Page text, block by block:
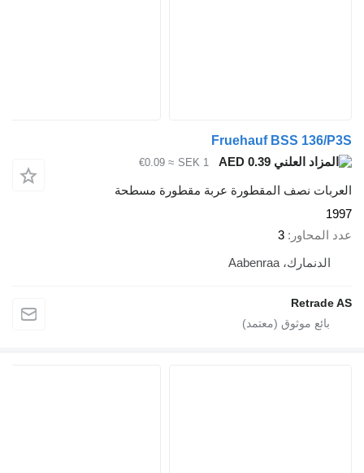
Fruehauf BSS
AED 0.39
SEK 1
≈ €0.09
نصف المقطورة عربة مقطورة مسطحة
3